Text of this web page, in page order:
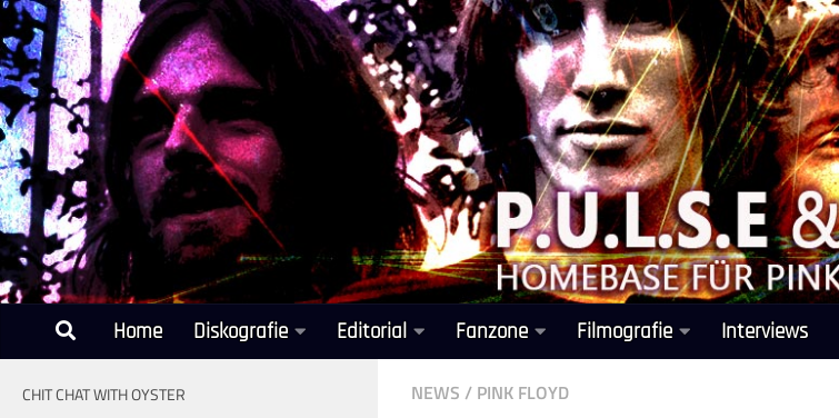
Unter dem Inhalt
Home Diskografie Editorial Fanzone Filmografie Interviews
NEWS / PINK FLOYD
CHIT CHAT WITH OYSTER